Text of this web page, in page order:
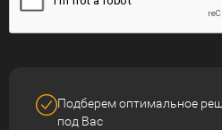
Подберем оптимальное
под Вас